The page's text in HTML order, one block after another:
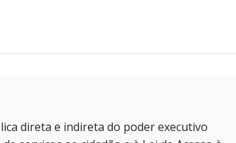
direta e indireta do poder executivo